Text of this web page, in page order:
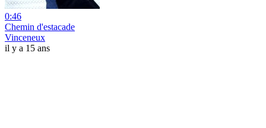
0:46
Chemin d'estacade
Vinceneux
il y a 15 ans